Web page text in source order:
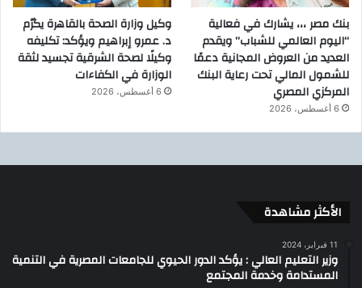
بنك مصر ،،، يشارك في فعالية
“اليوم العالمي للشباب” ويقدم
العديد من العروض المجانية دعمًا
للشمول المالي تحت رعاية البنك
المركزي المصري
6 أغسطس، 2026
وكيل وزارة الصحة بالقاهرة يكرّم
د. عمرو إبراهيم ويؤكد: تكليفه
وكيلًا لصحة الشرقية تجسيد لثقة
الوزارة في الكفاءات
6 أغسطس، 2026
الأكثر مشاهدة
11 فبراير، 2024
وزير التعليم العالي : يؤكد الدور الحيوي للجامعات المصرية في التنمية
المستدامة وخدمة المجتمع